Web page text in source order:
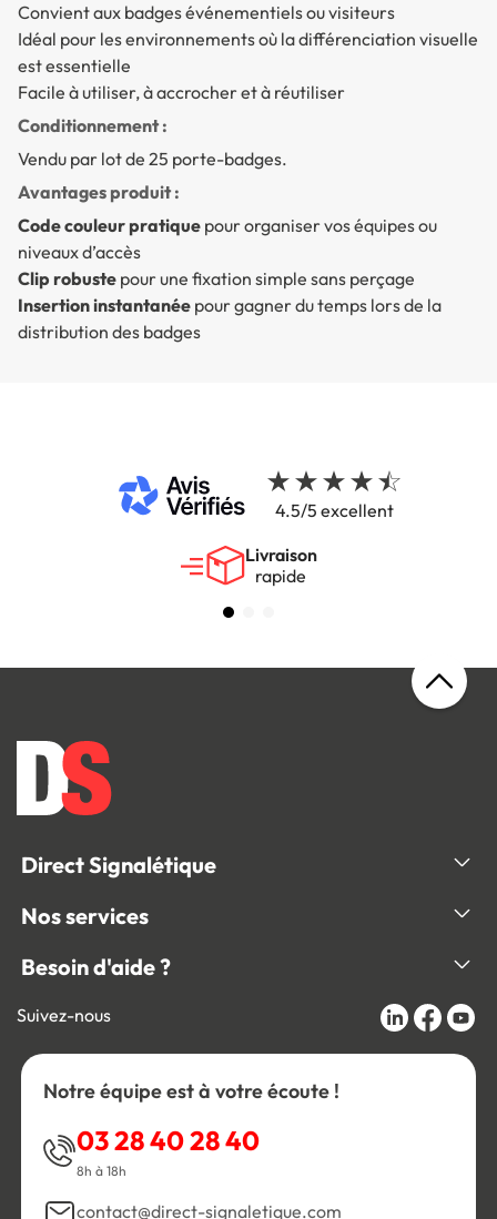
Convient aux badges événementiels ou visiteurs
Idéal pour les environnements où la différenciation visuelle
est essentielle
Facile à utiliser, à accrocher et à réutiliser
Conditionnement :
Vendu par lot de 25 porte-badges.
Avantages produit :
Code couleur pratique pour organiser vos équipes ou
niveaux d’accès
Clip robuste pour une fixation simple sans perçage
Insertion instantanée pour gagner du temps lors de la
distribution des badges
4.5/5 excellent
Livraison
rapide
Direct Signalétique
Nos services
Besoin d'aide ?
Suivez-nous
Notre équipe est à votre écoute !
03 28 40 28 40
8h à 18h
contact@direct-signaletique.com